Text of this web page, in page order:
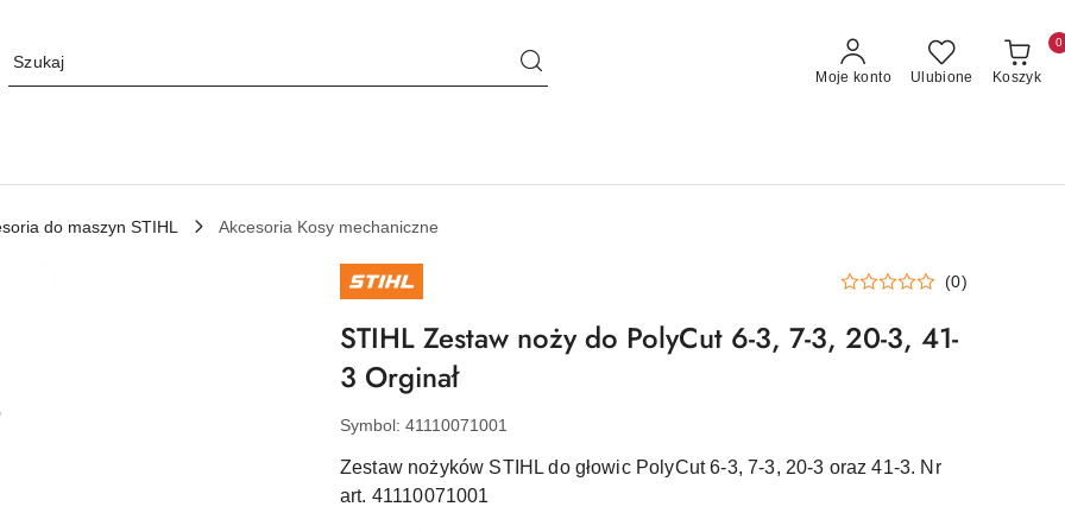
Moje konto Ulubione Koszyk
0
do maszyn STIHL Akcesoria Kosy mechaniczne
NAZWA
PRODUCENTA:
STIHL
(0)
STIHL Zestaw noży do PolyCut 6-3, 7-3, 20-3, 41-
3 Orginał
Symbol: 41110071001
Zestaw nożyków STIHL do głowic PolyCut 6-3, 7-3, 20-3 oraz 41-3. Nr
art. 41110071001